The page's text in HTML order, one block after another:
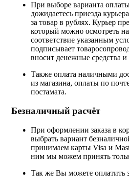
При выборе варианта
дожидаетесь приезда
за товар в рублях. Курьер
который можно осмотреть
соответствие указанным
подписывает
вносит денежные средства и
Также оплата наличными
из магазина, оплаты по
постамата.
Безналичный расчёт
При оформлении заказа в
выбрать вариант
принимаем карты Visa и
ним мы можем принять
Так же Вы можете оплатить